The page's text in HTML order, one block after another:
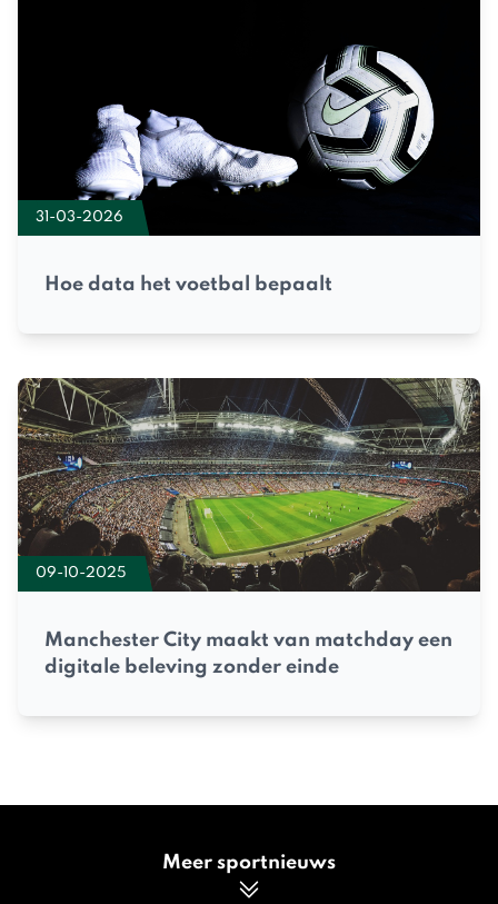
31-03-2026
Hoe data het voetbal bepaalt
09-10-2025
Manchester City maakt van matchday een
digitale beleving zonder einde
Meer sportnieuws